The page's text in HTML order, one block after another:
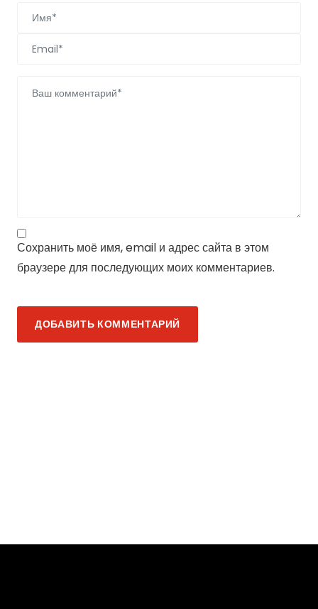
Сохранить моё имя, email и адрес сайта в этом
браузере для последующих моих комментариев.
ДОБАВИТЬ КОММЕНТАРИЙ